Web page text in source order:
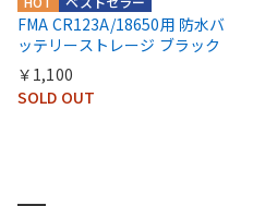
FMA CR123A/18650用 防水バ
ッテリーストレージ ブラック
￥1,100
SOLD OUT